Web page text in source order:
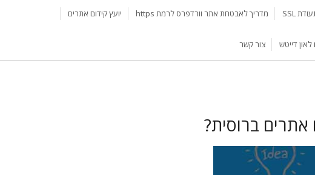
מדריך לאבטחת אתר וורדפרס לרמת https יועץ קידום אתרים
דייטש צור קשר
ברוסית?